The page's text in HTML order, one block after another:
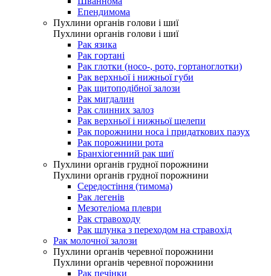
Епендимома
Пухлини органів голови і шиї
Пухлини органів голови і шиї
Рак язика
Рак гортані
Рак глотки (носо-, рото, гортаноглотки)
Рак верхньої і нижньої губи
Рак щитоподібної залози
Рак мигдалин
Рак слинних залоз
Рак верхньої і нижньої щелепи
Рак порожнини носа і придаткових пазух
Рак порожнини рота
Бранхіогенний рак шиї
Пухлини органів грудної порожнини
Пухлини органів грудної порожнини
Середостіння (тимома)
Рак легенів
Мезотеліома плеври
Рак стравоходу
Рак шлунка з переходом на стравохід
Рак молочної залози
Пухлини органів черевної порожнини
Пухлини органів черевної порожнини
Рак печінки